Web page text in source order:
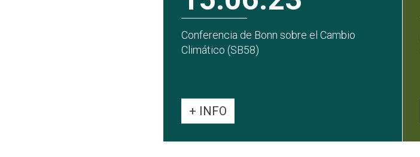
Conferencia de Bonn sobre el Cambio
Climático (SB58)
+ INFO